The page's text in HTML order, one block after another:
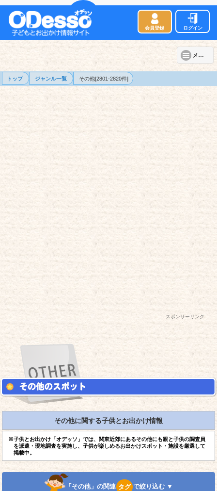
会員登録 ログイン
メニュー
トップ ジャンル一覧 その他[2801-2820件]
スポンサーリンク
その他に関する子供とお出かけ情報
※子供とお出かけ「オデッソ」では、関東近郊にあるその他にも親と子供の調査員
を派遣・現地調査を実施し、子供が楽しめるお出かけスポット・施設を厳選して
掲載中。
「その他」の関連 タグ で絞り込む ▼